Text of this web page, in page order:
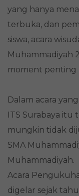
yang hanya
terbuka, dan
siswa, acara
Muhammadiyah
moment penting
Dalam acara
ITS Surabaya
mungkin tidak
SMA
Muhammadiyah.
Acara
digelar sejak